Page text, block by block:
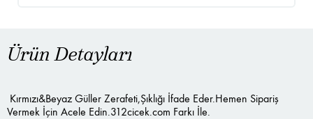
Ürün Detayları
Kırmızı&Beyaz Güller Zerafeti,Şıklığı İfade Eder.Hemen Sipariş
Vermek İçin Acele Edin.312cicek.com Farkı İle.